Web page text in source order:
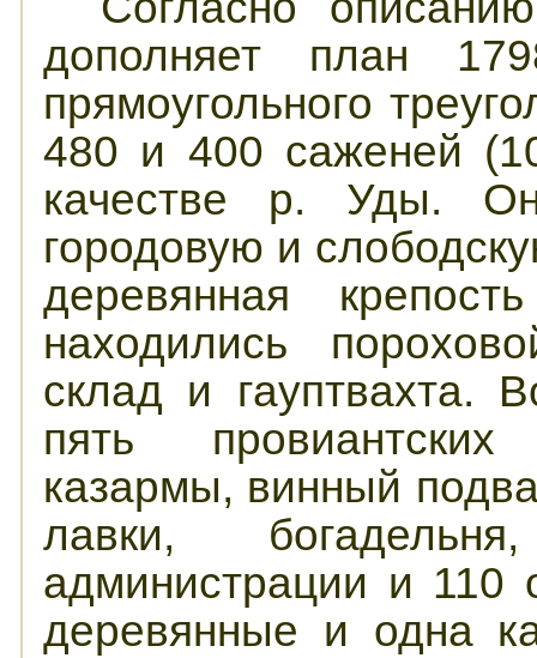
дополняет план
прямоугольного
480 и 400 саженей
качестве р. Уды.
городовую и
деревянная
находились
склад и гауптвахта.
пять
казармы, винный
лавки,
администрации и 110
деревянные и одна